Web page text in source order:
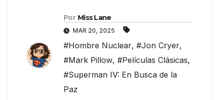
Por Miss Lane
MAR 20, 2025
#Hombre Nuclear, #Jon Cryer,
#Mark Pillow, #Películas Clásicas,
#Superman IV: En Busca de la
Paz